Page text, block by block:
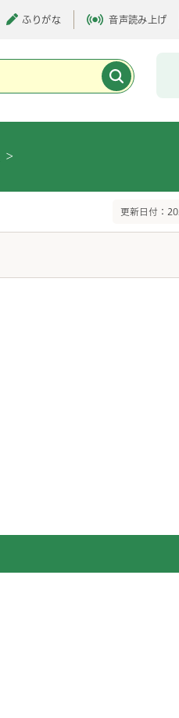
ふりがな 音声読み上げ
>
更新日付：